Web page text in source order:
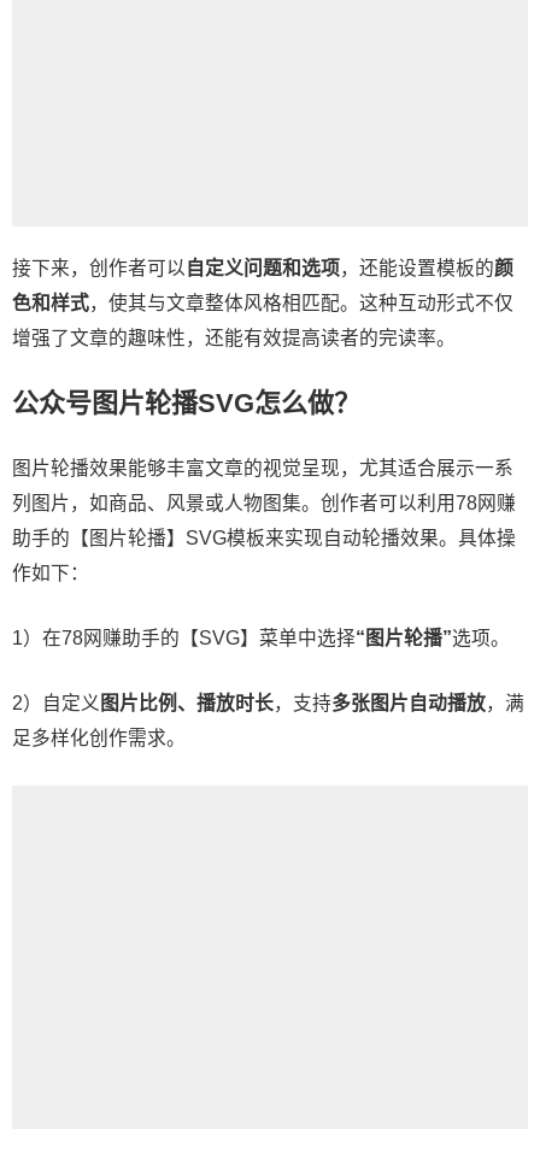
接下来，创作者可以 自定义问题和选项，还能设置模板的颜
色和样式，使其与文章整体风格相匹配。这种互动形式不仅
增强了文章的趣味性，还能有效提高读者的完读率。
公众号图片轮播SVG怎么做？
图片轮播效果能够丰富文章的视觉呈现，尤其适合展示一系
列图片，如商品、风景或人物图集。创作者可以利用78网赚
助手的【图片轮播】SVG模板来实现自动轮播效果。具体操
作如下：
1）在78网赚助手的【SVG】菜单中选择“图片轮播”选项。
2）自定义 图片比例、播放时长，支持多张图片自动播放，满
足多样化创作需求。